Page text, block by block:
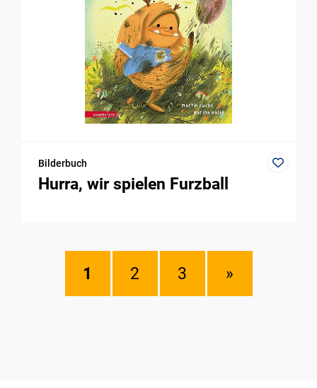
Bilderbuch
Hurra, wir spielen Furzball
1 2 3 »